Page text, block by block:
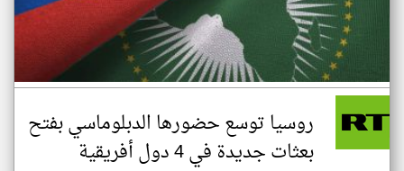
روسيا توسع حضورها الدبلوماسي بفتح
بعثات جديدة في 4 دول أفريقية